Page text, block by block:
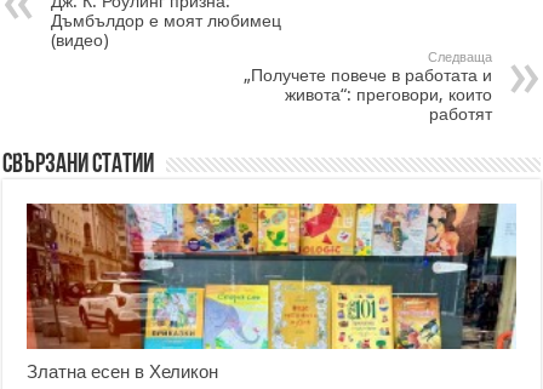
Дъмбълдор е моят любимец
(видео)
Следваща
„Получете повече в работата и
живота“: преговори, които
работят
Свързани статии
Златна есен в Хеликон